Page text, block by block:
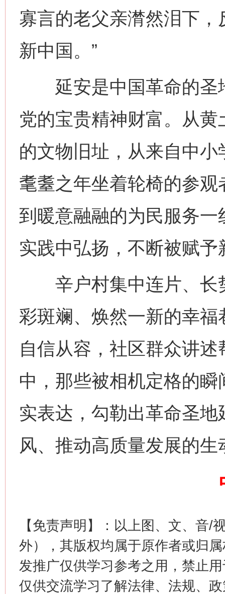
寡言的老父亲潸然泪下，
新中国。”
延安是中国革命的圣
党的宝贵精神财富。从
的文物旧址，从来自中小
耄耋之年坐着轮椅的参
到暖意融融的为民服务
实践中弘扬，不断被赋
辛户村集中连片、长
彩斑斓、焕然一新的幸
自信从容，社区群众讲
中，那些被相机定格的
实表达，勾勒出革命圣
风、推动高质量发展的
【免责声明】：以上图、文、音/
外），其版权均属于原作者或归
发推广仅供学习参考之用，禁止
仅供交流学习了解法律、法规、